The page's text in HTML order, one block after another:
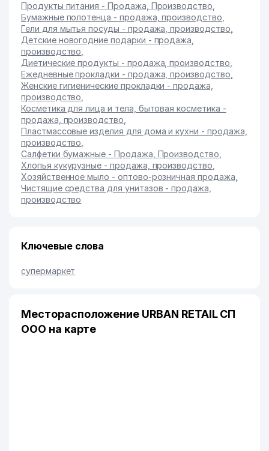
Продукты питания - Продажа, Производство
Бумажные полотенца - продажа, производство
Гели для мытья посуды - продажа, производство
Детские новогодние подарки - продажа,
производство
Диетические продукты - продажа, производство
Ежедневные прокладки - продажа, производство
Женские гигиенические прокладки - продажа,
производство
Косметика для лица и тела, бытовая косметика -
продажа, производство
Пластмассовые изделия для дома и кухни - продажа,
производство
Салфетки бумажные - Продажа, Производство
Хлопья кукурузные - продажа, производство
Хозяйственное мыло - оптово-розничная продажа
Чистящие средства для унитазов - продажа,
производство
Ключевые слова
супермаркет
Месторасположение URBAN RETAIL СП
ООО на карте